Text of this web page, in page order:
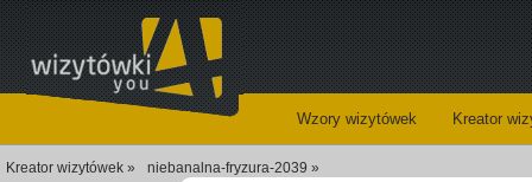
Wzory wizytówek Kreator
Kreator wizytówek » niebanalna-fryzura-2039 »